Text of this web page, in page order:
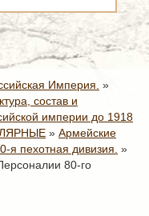
Империя. »
состав и
империи до 1918
» Армейские
я пехотная дивизия. »
80-го